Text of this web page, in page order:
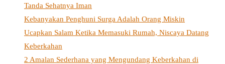
Tanda Sehatnya Iman
Kebanyakan Penghuni Surga Adalah Orang Miskin
Ucapkan Salam Ketika Memasuki Rumah, Niscaya Datang
Keberkahan
2 Amalan Sederhana yang Mengundang Keberkahan di